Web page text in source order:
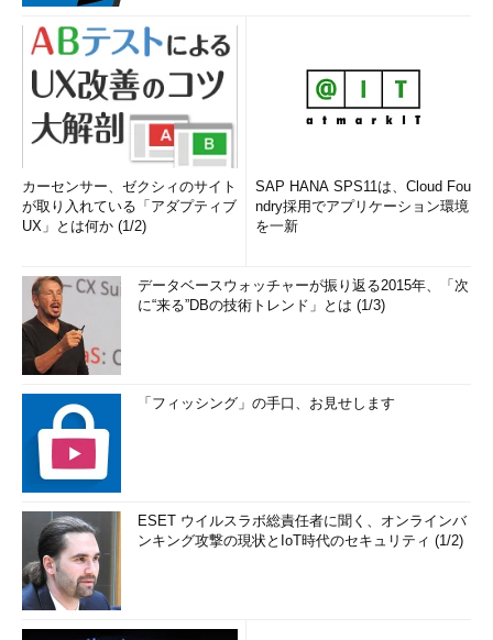
カーセンサー、ゼクシィのサイト
が取り入れている「アダプティブ
UX」とは何か (1/2)
SAP HANA SPS11は、Cloud Fou
ndry採用でアプリケーション環境
を一新
データベースウォッチャーが振り返る2015年、「次
に“来る”DBの技術トレンド」とは (1/3)
「フィッシング」の手口、お見せします
ESET ウイルスラボ総責任者に聞く、オンラインバ
ンキング攻撃の現状とIoT時代のセキュリティ (1/2)